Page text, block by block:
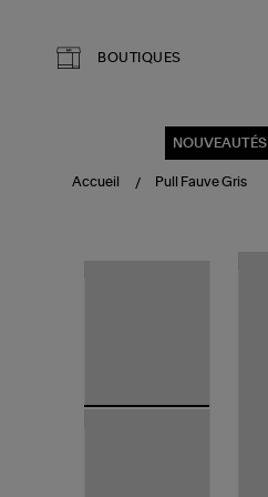
BOUTIQUES
NOUVEAUTÉS
Accueil Pull Fauve Gris